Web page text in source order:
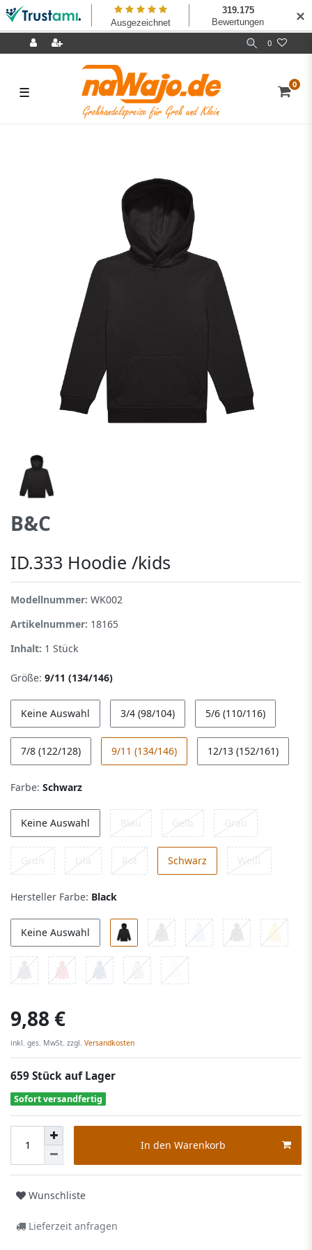
0
☰ 0
B&C
ID.333 Hoodie /kids
Modellnummer: WK002
Artikelnummer: 18165
Inhalt: 1 Stück
Größe: 9/11 (134/146)
Keine Auswahl 3/4 (98/104) 5/6 (110/116)
7/8 (122/128) 9/11 (134/146) 12/13 (152/161)
Farbe: Schwarz
Keine Auswahl Blau Gelb Grau
Grün Lila Rot Schwarz Weiß
Hersteller Farbe: Black
Keine Auswahl
9,88 €
inkl. ges. MwSt. zzgl. Versandkosten
659 Stück auf Lager
Sofort versandfertig
In den Warenkorb
Wunschliste
Lieferzeit anfragen
✕